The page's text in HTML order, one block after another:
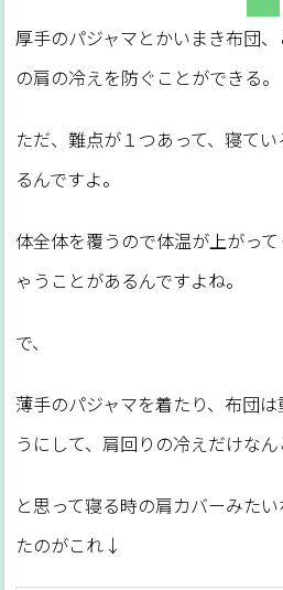
厚手のパジャマとかいまき布団
の肩の冷えを防ぐことができる。
ただ、難点が１つあって、寝て
るんですよ。
体全体を覆うので体温が上がっ
ゃうことがあるんですよね。
で、
薄手のパジャマを着たり、布団
うにして、肩回りの冷えだけな
と思って寝る時の肩カバーみた
たのがこれ↓